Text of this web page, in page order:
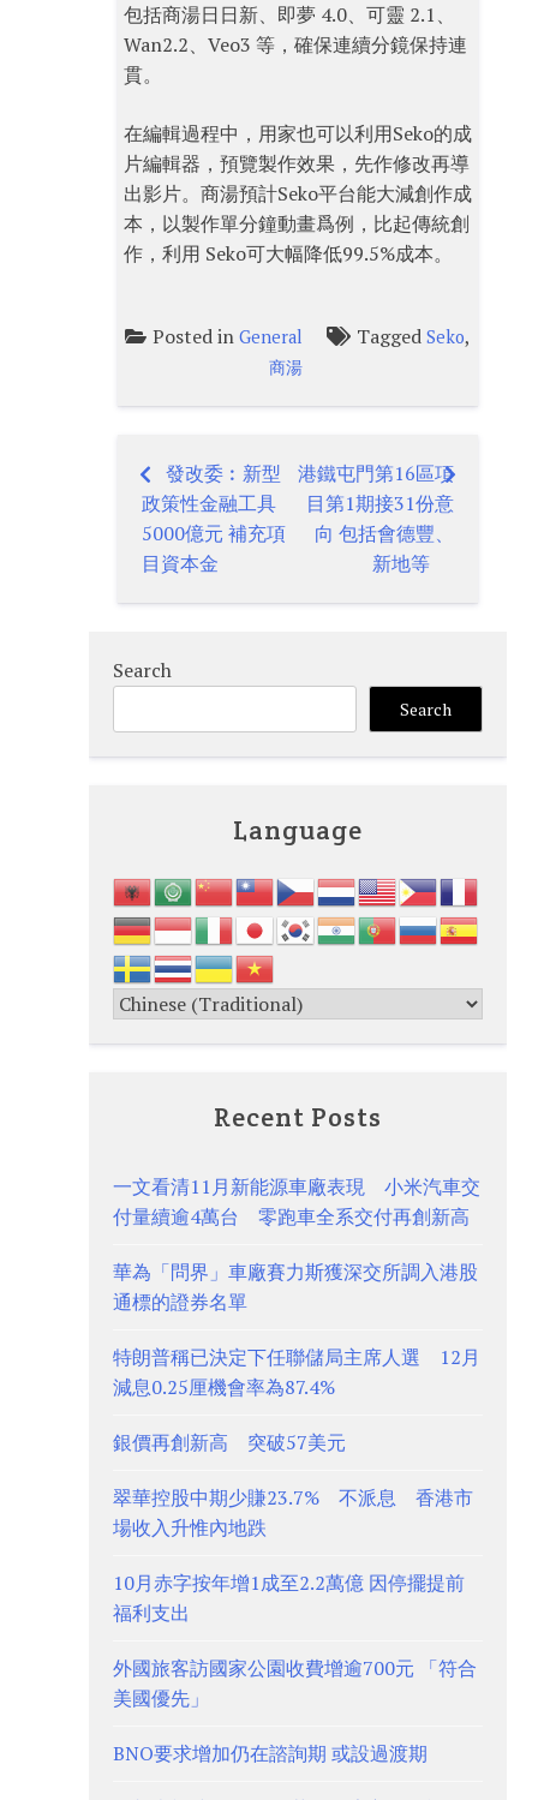
包括商湯日日新、即夢 4.0、可靈 2.1、
Wan2.2、Veo3 等，確保連續分鏡保持連
貫。
在編輯過程中，用家也可以利用Seko的成
片編輯器，預覽製作效果，先作修改再導
出影片。商湯預計Seko平台能大減創作成
本，以製作單分鐘動畫爲例，比起傳統創
作，利用 Seko可大幅降低99.5%成本。
Posted inGeneral TaggedSeko,
商湯
Post
navigation
發改委︰新型
政策性金融工具
5000億元 補充項
目資本金
港鐵屯門第16區項
目第1期接31份意
向 包括會德豐、
新地等
Search
Search
Language
Recent Posts
一文看清11月新能源車廠表現 小米汽車交
付量續逾4萬台 零跑車全系交付再創新高
華為「問界」車廠賽力斯獲深交所調入港股
通標的證券名單
特朗普稱已決定下任聯儲局主席人選 12月
減息0.25厘機會率為87.4%
銀價再創新高 突破57美元
翠華控股中期少賺23.7% 不派息 香港市
場收入升惟內地跌
10月赤字按年增1成至2.2萬億 因停擺提前
福利支出
外國旅客訪國家公園收費增逾700元 「符合
美國優先」
BNO要求增加仍在諮詢期 或設過渡期